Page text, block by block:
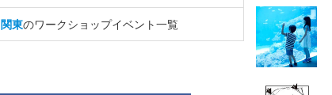
関東のワークショップイベント一覧